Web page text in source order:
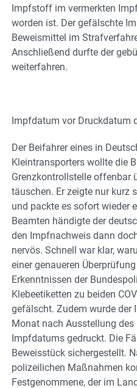
Impfstoff im vermerkten
worden ist. Der gefälschte
Beweismittel im
Anschließend durfte der
weiterfahren.
Impfdatum vor Druckdatum
Der Beifahrer eines in
Kleintransporters wollte die
Grenzkontrollstelle offenbar
täuschen. Er zeigte nur kurz
und packte es sofort wieder
Beamten händigte der
den Impfnachweis dann
nervös. Schnell war klar,
einer genaueren
Erkenntnissen der
Klebeetiketten zu beiden
gefälscht. Zudem wurde der
Monat nach Ausstellung des
Impfdatums gedruckt. Die
Beweisstück sichergestellt.
polizeilichen Maßnahmen
Festgenommene, der im